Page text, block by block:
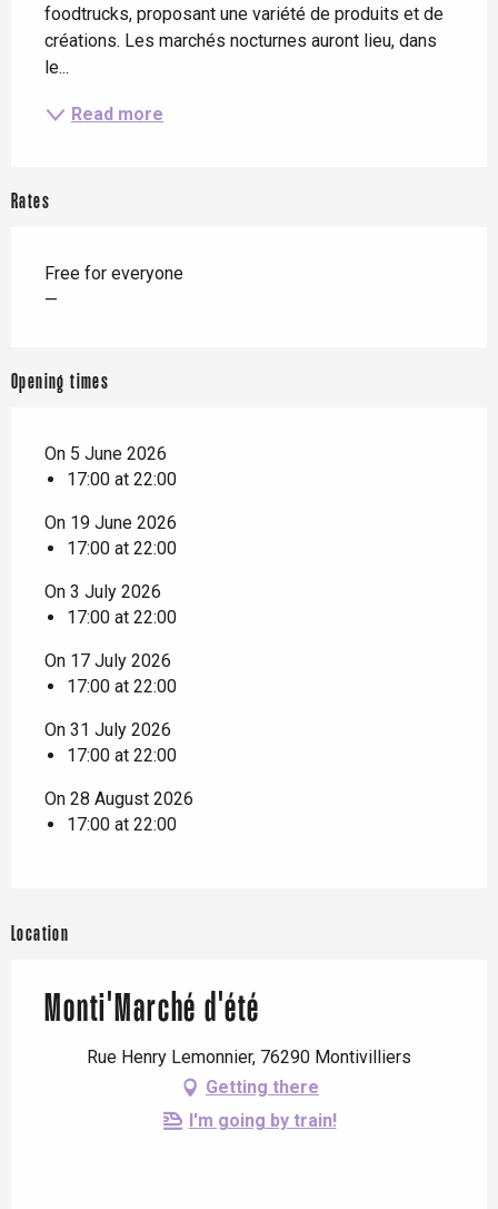
foodtrucks, proposant une variété de produits et de
créations. Les marchés nocturnes auront lieu, dans
le...
Read more
Rates
Free for everyone
—
Opening times
On 5 June 2026
17:00 at 22:00
On 19 June 2026
17:00 at 22:00
On 3 July 2026
17:00 at 22:00
On 17 July 2026
17:00 at 22:00
On 31 July 2026
17:00 at 22:00
On 28 August 2026
17:00 at 22:00
Location
Monti'Marché d'été
Rue Henry Lemonnier, 76290 Montivilliers
Getting there
I'm going by train!